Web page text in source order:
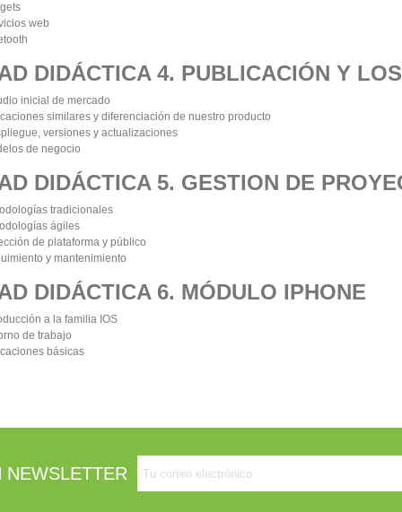
web
DIDÁCTICA 4. PUBLICACIÓN Y
inicial de mercado
similares y diferenciación de nuestro producto
versiones y actualizaciones
de negocio
DIDÁCTICA 5. GESTION DE
tradicionales
ágiles
de plataforma y público
y mantenimiento
DIDÁCTICA 6. MÓDULO IPHONE
a la familia IOS
de trabajo
básicas
NEWSLETTER